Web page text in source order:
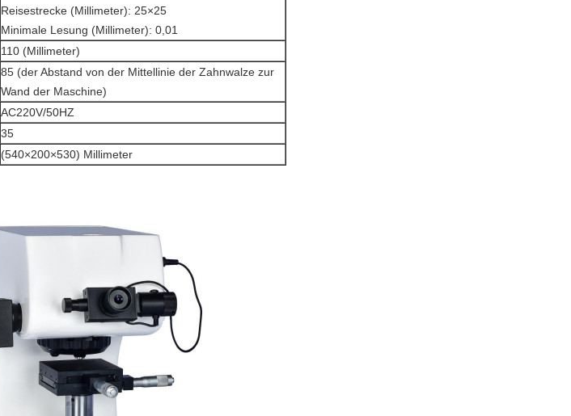
Reisestrecke (Millimeter): 25×25
Minimale Lesung (Millimeter): 0,01
110 (Millimeter)
85 (der Abstand von der Mittellinie der Zahnwalze zur
Wand der Maschine)
AC220V/50HZ
35
(540×200×530) Millimeter